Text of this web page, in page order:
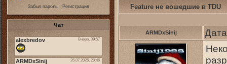
Забыл пароль· Регистрация
Чат
Feature не вошедшие в TDU
ARMDxSinij